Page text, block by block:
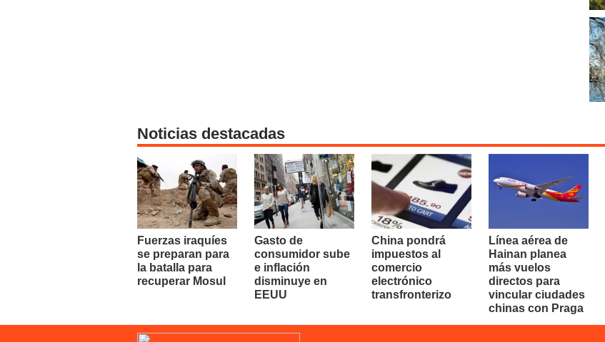
Noticias destacadas
Fuerzas iraquíes
se preparan para
la batalla para
recuperar Mosul
Gasto de
consumidor sube
e inflación
disminuye en
EEUU
China pondrá
impuestos al
comercio
electrónico
transfronterizo
Línea aérea de
Hainan planea
más vuelos
directos para
vincular ciudades
chinas con Praga